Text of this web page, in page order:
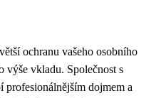
ochranu vašeho osobního
výše vkladu. Společnost s
profesionálnějším dojmem a